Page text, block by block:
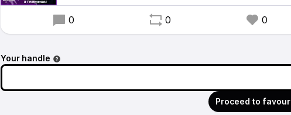
0 0 0
Your handle
Proceed to